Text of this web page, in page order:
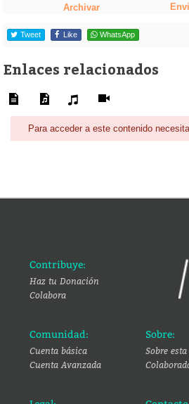
Archivar
Tweet Like WhatsApp
Enlaces relacionados
Para acceder a este contenido
Contribuye:
Haz tu Donación
Colabora
Comunidad:
Cuenta básica
Cuenta Avanzada
Sobre:
Sobre